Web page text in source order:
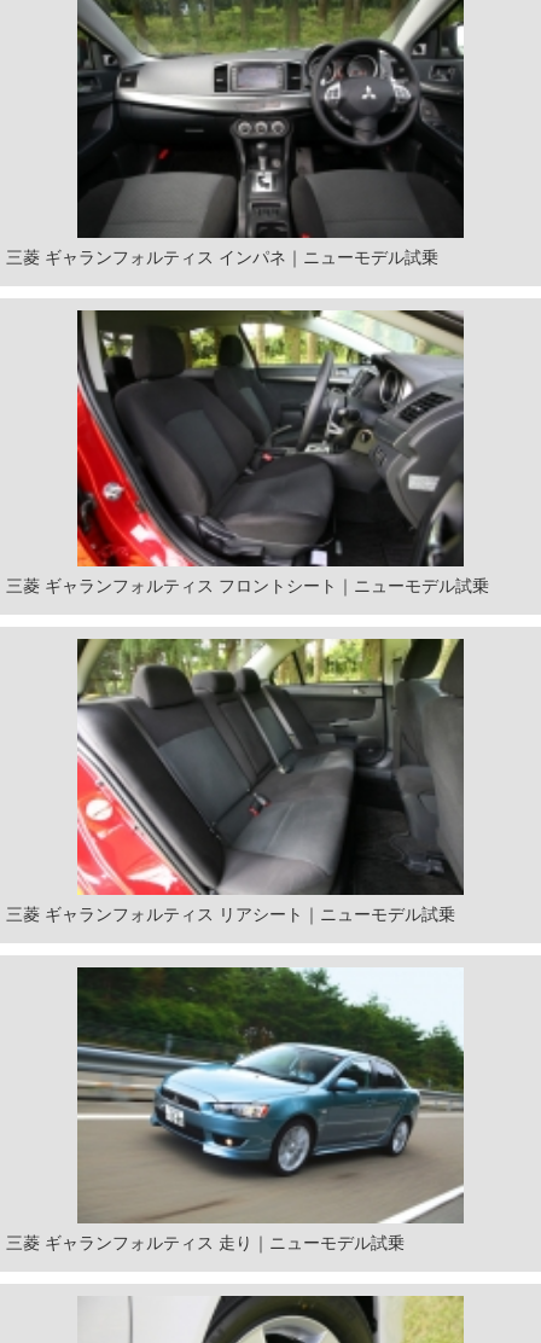
三菱 ギャランフォルティス インパネ｜ニューモデル試乗
三菱 ギャランフォルティス フロントシート｜ニューモデル試乗
三菱 ギャランフォルティス リアシート｜ニューモデル試乗
三菱 ギャランフォルティス 走り｜ニューモデル試乗